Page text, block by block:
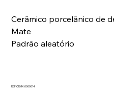
Cerâmico porcelânico de
Mate
Padrão aleatório
REF:CRMX.0000014